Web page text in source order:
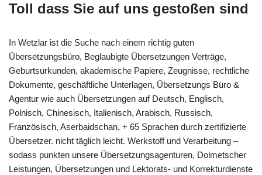
Toll dass Sie auf uns gestoßen sind
In Wetzlar ist die Suche nach einem richtig guten
Übersetzungsbüro, Beglaubigte Übersetzungen Verträge,
Geburtsurkunden, akademische Papiere, Zeugnisse, rechtliche
Dokumente, geschäftliche Unterlagen, Übersetzungs Büro &
Agentur wie auch Übersetzungen auf Deutsch, Englisch,
Polnisch, Chinesisch, Italienisch, Arabisch, Russisch,
Französisch, Aserbaidschan, + 65 Sprachen durch zertifizierte
Übersetzer. nicht täglich leicht. Werkstoff und Verarbeitung –
sodass punkten unsere Übersetzungsagenturen, Dolmetscher
Leistungen, Übersetzungen und Lektorats- und Korrekturdienste